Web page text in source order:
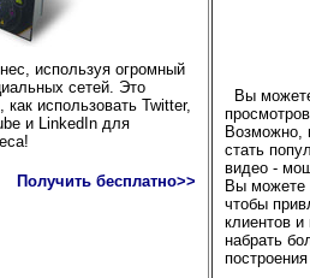
используя огромный
сетей. Это
использовать Twitter,
и LinkedIn для
Получить бесплатно>>
Вы
Возможно,
стать
видео -
Вы можете
чтобы
клиентов
набрать